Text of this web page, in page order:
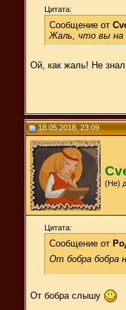
Цитата:
Сообщение от
Жаль, что вы на
Ой, как жаль! Не
18.05.2018, 23:09
(Не)
Цитата:
Сообщение от
От бобра бобра
От бобра слышу